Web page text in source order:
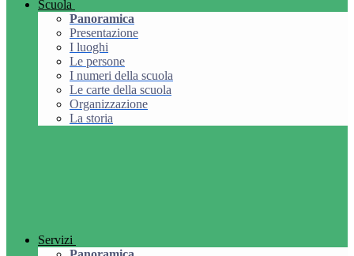
Scuola
Panoramica
Presentazione
I luoghi
Le persone
I numeri della scuola
Le carte della scuola
Organizzazione
La storia
Servizi